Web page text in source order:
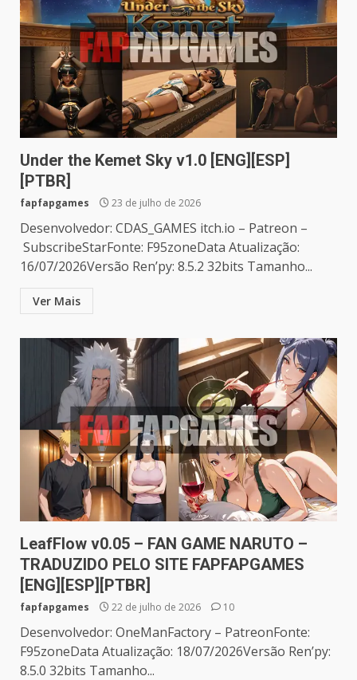
Under the Kemet Sky v1.0 [ENG][ESP]
[PTBR]
fapfapgames 23 de julho de 2026
Desenvolvedor: CDAS_GAMES itch.io – Patreon –
SubscribeStarFonte: F95zoneData Atualização:
16/07/2026Versão Ren’py: 8.5.2 32bits Tamanho...
Ver Mais
LeafFlow v0.05 – FAN GAME NARUTO –
TRADUZIDO PELO SITE FAPFAPGAMES
[ENG][ESP][PTBR]
fapfapgames 22 de julho de 2026 10
Desenvolvedor: OneManFactory – PatreonFonte:
F95zoneData Atualização: 18/07/2026Versão Ren’py:
8.5.0 32bits Tamanho...